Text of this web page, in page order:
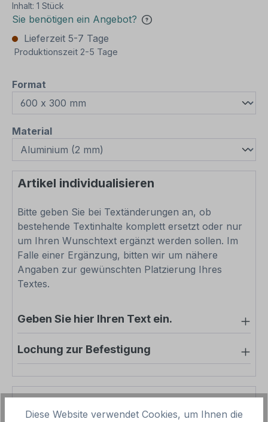
Inhalt: 1 Stück
Sie benötigen ein Angebot?
Lieferzeit 5-7 Tage
Produktionszeit 2-5 Tage
Format
Materialauswählen
Artikel individualisieren
Bitte geben Sie bei Textänderungen an, ob
bestehende Textinhalte komplett ersetzt oder nur
um Ihren Wunschtext ergänzt werden sollen. Im
Falle einer Ergänzung, bitten wir um nähere
Angaben zur gewünschten Platzierung Ihres
Textes.
Geben Sie hier Ihren Text ein.
Lochung zur Befestigung
Diese Website verwendet Cookies, um Ihnen die